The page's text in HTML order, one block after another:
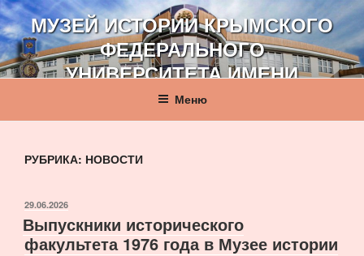
Перейти
к
содержимому
МУЗЕЙ ИСТОРИИ КРЫМСКОГО
ФЕДЕРАЛЬНОГО
УНИВЕРСИТЕТА ИМЕНИ
В. И. ВЕРНАДСКОГО
Меню
РУБРИКА: НОВОСТИ
ОПУБЛИКОВАНО
29.06.2026
Выпускники исторического
факультета 1976 года в Музее истории